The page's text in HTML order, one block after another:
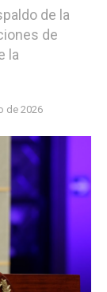
de la
de
la
de 2026